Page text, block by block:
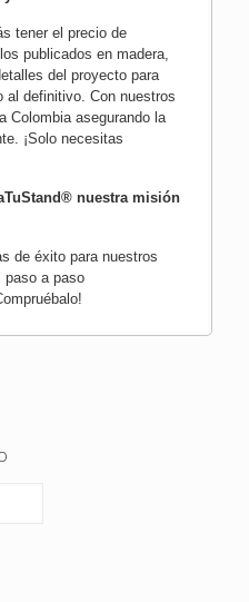
tener el precio de
publicados en madera,
del proyecto para
al definitivo. Con nuestros
Colombia asegurando la
¡Solo necesitas
nuestra misión
de éxito para nuestros
paso a paso